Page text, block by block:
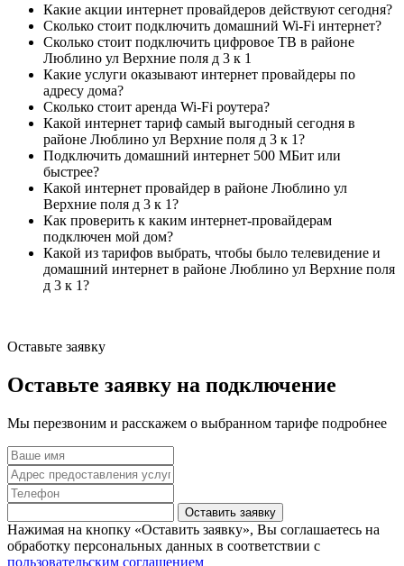
Какие акции интернет провайдеров действуют сегодня?
Сколько стоит подключить домашний Wi-Fi интернет?
Сколько стоит подключить цифровое ТВ в районе
Люблино ул Верхние поля д 3 к 1
Какие услуги оказывают интернет провайдеры по
адресу дома?
Сколько стоит аренда Wi-Fi роутера?
Какой интернет тариф самый выгодный сегодня в
районе Люблино ул Верхние поля д 3 к 1?
Подключить домашний интернет 500 МБит или
быстрее?
Какой интернет провайдер в районе Люблино ул
Верхние поля д 3 к 1?
Как проверить к каким интернет-провайдерам
подключен мой дом?
Какой из тарифов выбрать, чтобы было телевидение и
домашний интернет в районе Люблино ул Верхние поля
д 3 к 1?
Оставьте заявку
Оставьте заявку на подключение
Мы перезвоним и расскажем о выбранном тарифе подробнее
Оставить заявку
Нажимая на кнопку «Оставить заявку», Вы соглашаетесь на
обработку персональных данных в соответствии с
пользовательским соглашением